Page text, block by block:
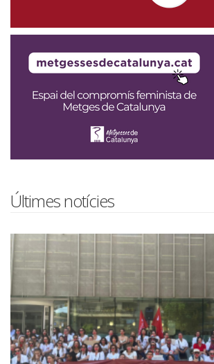
Últimes notícies